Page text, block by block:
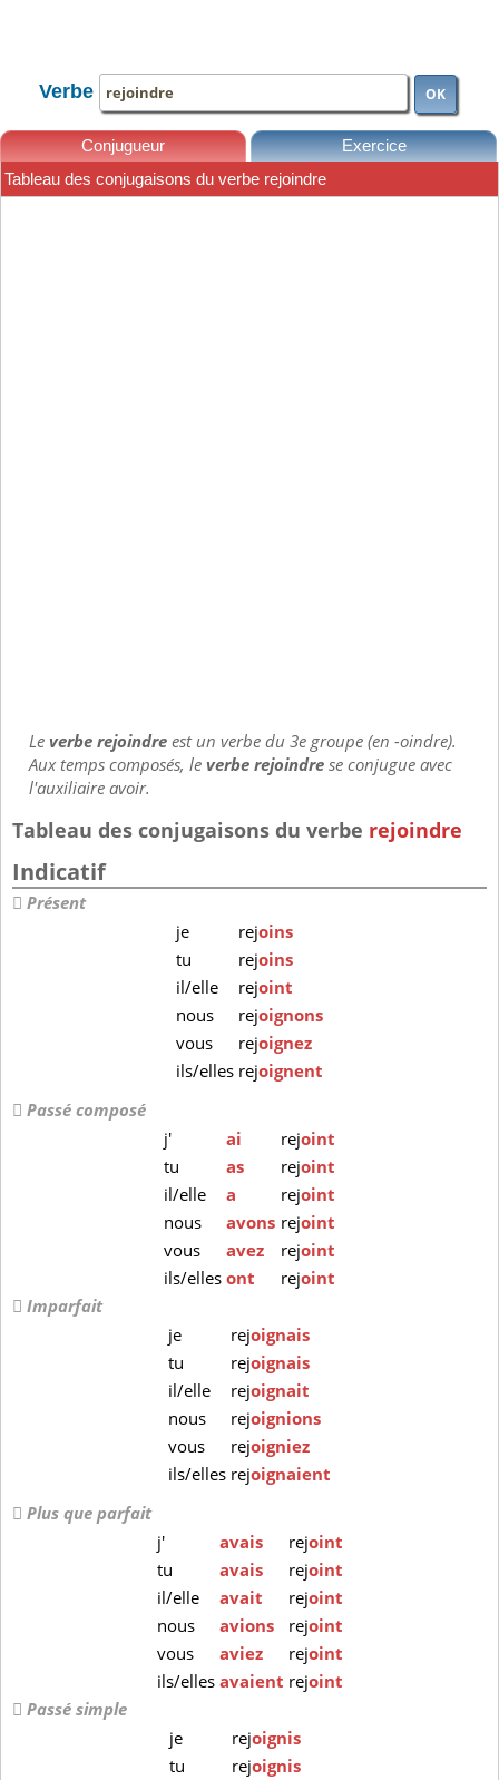
Verbe OK
Conjugueur Exercice
Tableau des conjugaisons du verbe rejoindre
Leverbe rejoindreest un verbe du 3e groupe (en -oindre).
Aux temps composés, leverbe rejoindrese conjugue avec
l'auxiliaire avoir.
Tableau des conjugaisons du verbe rejoindre
Indicatif
Présent
je
rejoins
tu
rejoins
il/elle
rejoint
nous
rejoignons
vous
rejoignez
ils/elles rejoignent
Passé composé
j'
ai rejoint
tu
as rejoint
il/elle
a rejoint
nous
avons rejoint
vous
avez rejoint
ils/ellesont rejoint
Imparfait
je
rejoignais
tu
rejoignais
il/elle
rejoignait
nous
rejoignions
vous
rejoigniez
ils/elles rejoignaient
Plus que parfait
j'
avais rejoint
tu
avais rejoint
il/elle
avait rejoint
nous
avions rejoint
vous
aviez rejoint
ils/elles avaient rejoint
Passé simple
je
rejoignis
tu
rejoignis